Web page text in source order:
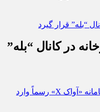
در کانال “بله”